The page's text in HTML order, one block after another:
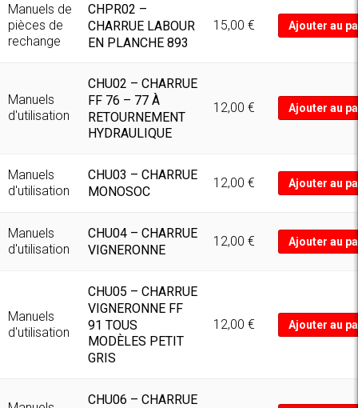
Manuels de
pièces de
rechange
CHPR02 –
CHARRUE LABOUR
EN PLANCHE 893
15,00 € Ajouter au
Manuels
d'utilisation
CHU02 – CHARRUE
FF 76 – 77 À
RETOURNEMENT
HYDRAULIQUE
12,00 € Ajouter au
Manuels
d'utilisation
CHU03 – CHARRUE
MONOSOC
12,00 € Ajouter au
Manuels
d'utilisation
CHU04 – CHARRUE
VIGNERONNE
12,00 € Ajouter au
Manuels
d'utilisation
CHU05 – CHARRUE
VIGNERONNE FF
91 TOUS
MODÈLES PETIT
GRIS
12,00 € Ajouter au
CHU06 – CHARRUE